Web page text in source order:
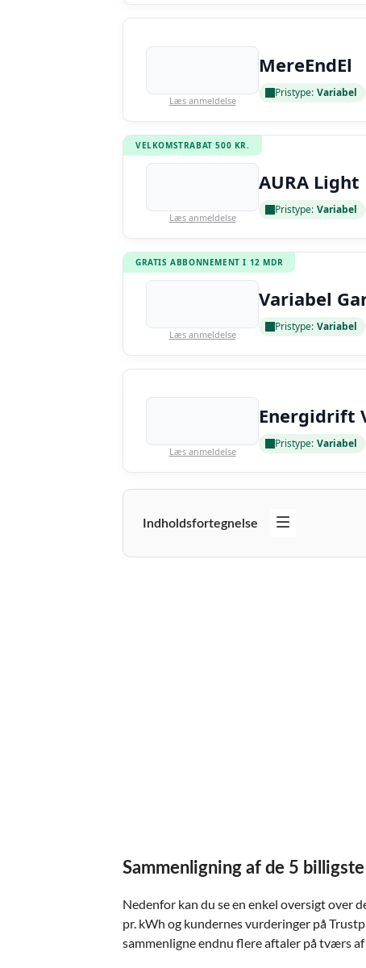
Læs anmeldelse
MereEndEl
Pristype: Variabel
VELKOMSTRABAT 500 KR.
Læs anmeldelse
AURA Light
Pristype: Variabel
GRATIS ABBONNEMENT I 12 MDR
Læs anmeldelse
Variabel
Pristype: Variabel
Læs anmeldelse
Energidrift
Pristype: Variabel
Indholdsfortegnelse
Sammenligning af de 5
Nedenfor kan du se en enkel oversigt over
pr. kWh og kundernes vurderinger på
sammenligne endnu flere aftaler på tværs